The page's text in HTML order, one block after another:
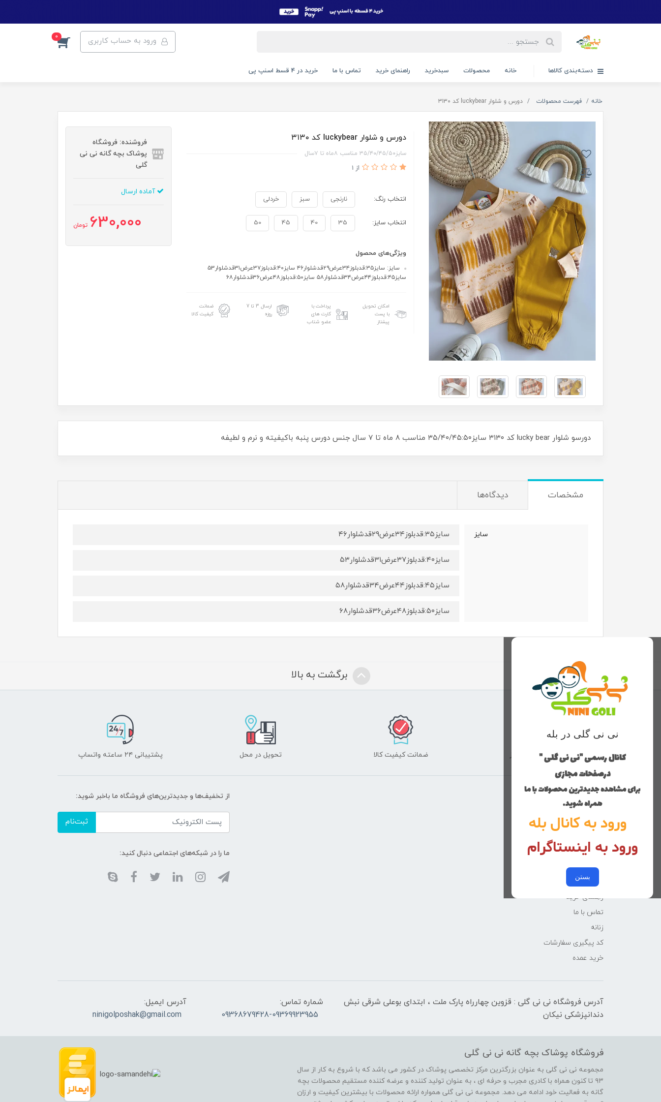
ورود به حساب کاربری 0
دسته‌بندی کالاها خانه محصولات سبدخرید راهنمای خرید تماس با ما خرید در 4 قسط اسنپ پی
خانه فهرست محصولات دورس و شلوار luckybear کد ۳۱۳۰
دورس و شلوار luckybear کد ۳۱۳۰
سایز۳۵/۴۰/۴۵/۵۰ مناسب ۸ماه تا ۷سال
از 1
انتخاب رنگ: نارنجی سبز خردلی
انتخاب سایز: 35
40
45
50
ویژگی‌های محصول
سایز: سایز۳۵:قدبلوز۳۴عرض۲۹قدشلوار۴۶ سایز۴۰:قدبلوز۳۷عرض۳۱قدشلوار۵۳
سایز۴۵:قدبلوز۴۴عرض۳۴قدشلوار۵۸ سایز۵۰:قدبلوز۴۸عرض۳۶قدشلوار۶۸
امکان تحویل
با پست
پیشتاز
پرداخت با
کارت های
عضو شتاب
ارسال 3 تا 7
روزه
ضمانت
کیفیت کالا
فروشنده: فروشگاه
پوشاک بچه گانه نی نی
گلی
آماده ارسال
630,000 تومان
دورسو شلوار lucky bear کد ۳۱۳۰ سایز۳۵/۴۰/۴۵:۵۰ مناسب ۸ ماه تا ۷ سال جنس دورس پنبه باکیفیته و نرم و لطیفه
مشخصات دیدگاه‌ها
سایز سایز۳۵:قدبلوز۳۴عرض۲۹قدشلوار۴۶
سایز۴۰:قدبلوز۳۷عرض۳۱قدشلوار۵۳
سایز۴۵:قدبلوز۴۴عرض۳۴قدشلوار۵۸
سایز۵۰:قدبلوز۴۸عرض۳۶قدشلوار۶۸
نی نی گلی در بله
کانال رسمی "نی نی گلی "
درصفحات مجازی
برای مشاهده جدیدترین محصولات با ما
همراه شوید.
ورود به کانال بله
ورود به اینستاگرام
بستن
برگشت به بالا
ارسال با پست پیشتاز ضمانت کیفیت کالا تحویل در محل پشتیبانی ۲۴ ساعته واتساپ
منوی وب‌سایت
محصولات
دخترانه
پسرانه
کوچولوهای نی نی گلی
راهنمای خرید
تماس با ما
زنانه
کد پیگیری سفارشات
خرید عمده
از تخفیف‌ها و جدیدترین‌های فروشگاه ما باخبر شوید:
ثبت‌نام
ما را در شبکه‌های اجتماعی دنبال کنید:
آدرس فروشگاه نی نی گلی : قزوین چهارراه پارک ملت ، ابتدای بوعلی شرقی نبش
دندانپزشکی نیکان
شماره تماس:
09368679428-09369923955
آدرس ایمیل:
ninigolposhak@gmail.com
فروشگاه پوشاک بچه گانه نی نی گلی
مجموعه نی نی گلی به عنوان بزرگترین مرکز تخصصی پوشاک در کشور می باشد که با شروع به کار از سال
۹۳ تا کنون همراه با کادری مجرب و حرفه ای ، به عنوان تولید کننده و عرضه کننده مستقیم محصولات بچه
گانه به فعالیت خود ادامه می دهد. مجموعه نی نی گلی همواره ارائه محصولات با بیشترین کیفیت و ارزان